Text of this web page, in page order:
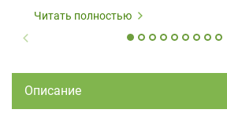
Читать полностью
Описание